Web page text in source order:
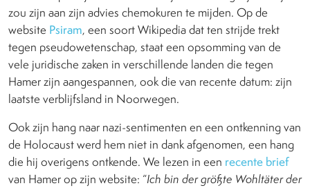
zou zijn aan zijn advies chemokuren te mijden. Op de
website Psiram, een soort Wikipedia dat ten strijde trekt
tegen pseudowetenschap, staat een opsomming van de
vele juridische zaken in verschillende landen die tegen
Hamer zijn aangespannen, ook die van recente datum: zijn
laatste verblijfsland in Noorwegen.
Ook zijn hang naar nazi-sentimenten en een ontkenning van
de Holocaust werd hem niet in dank afgenomen, een hang
die hij overigens ontkende. We lezen in een recente brief
van Hamer op zijn website: “Ich bin der größte Wohltäter der